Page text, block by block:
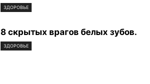
ЗДОРОВЬЕ
8 скрытых врагов белых зубов.
ЗДОРОВЬЕ